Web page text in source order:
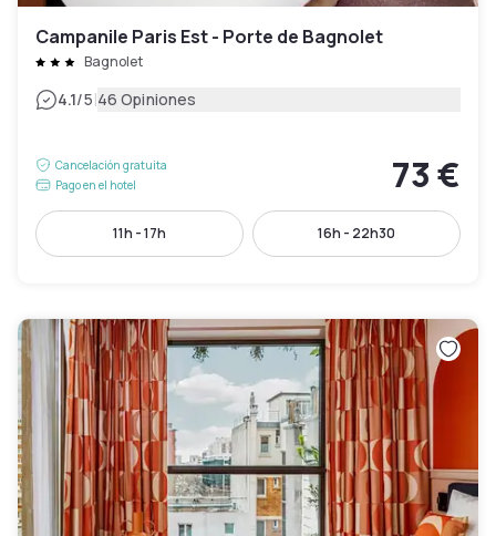
Campanile Paris Est - Porte de Bagnolet
Bagnolet
4.1/5|46 Opiniones
Cancelación gratuita
Pago en el hotel
73 €
11h - 17h 16h - 22h30